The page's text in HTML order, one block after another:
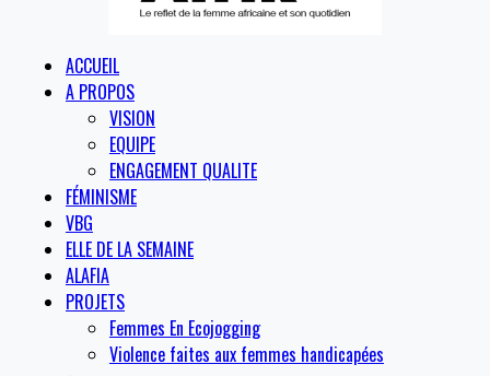
ACCUEIL
A PROPOS
VISION
EQUIPE
ENGAGEMENT QUALITE
FÉMINISME
VBG
ELLE DE LA SEMAINE
ALAFIA
PROJETS
Femmes En Ecojogging
Violence faites aux femmes handicapées